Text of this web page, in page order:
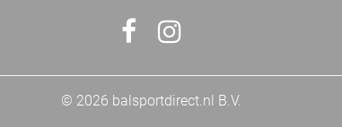
© 2026 balsportdirect.nl B.V.